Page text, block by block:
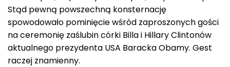
Stąd pewną powszechną konsternację
spowodowało pominięcie wśród zaproszonych gości
na ceremonię zaślubin córki Billa i Hillary Clintonów
aktualnego prezydenta USA Baracka Obamy. Gest
raczej znamienny.